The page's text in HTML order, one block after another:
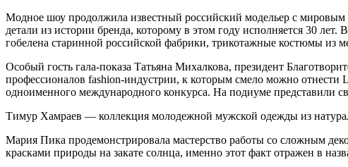
Модное шоу продолжила известный российский модельер с мировым
детали из истории бренда, которому в этом году исполняется 30
гобелена старинной российской фабрики, трикотажные костюмы из
Особый гость гала-показа Татьяна Михалкова, президент
профессионалов fashion-индустрии, к которым смело можно отнести
одноименного международного конкурса. На подиуме представили
Тимур Хамраев — коллекция молодежной мужской одежды из
Мария Пика продемонстрировала мастерство работы со сложным
красками природы на закате солнца, именно этот факт отражен в